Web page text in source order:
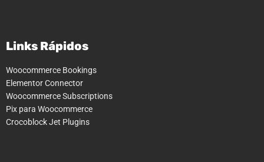
Links Rápidos
Woocommerce Bookings
Elementor Connector
Woocommerce Subscriptions
Pix para Woocommerce
Crocoblock Jet Plugins